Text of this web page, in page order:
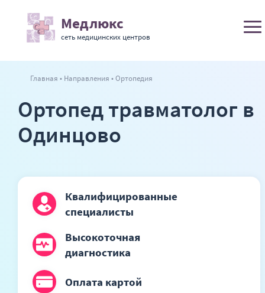
Медлюкс
сеть медицинских центров
Главная Направления Ортопедия
Ортопед травматолог в
Одинцово
Квалифицированные
специалисты
Высокоточная
диагностика
Оплата картой